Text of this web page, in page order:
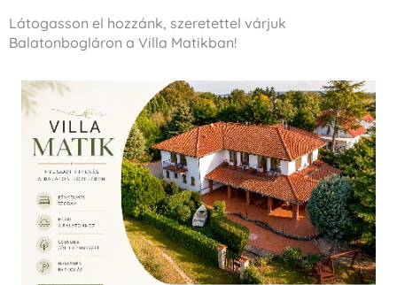
Látogasson el hozzánk, szeretettel várjuk
Balatonbogláron a Villa Matikban!